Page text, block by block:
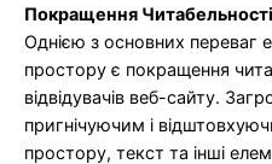
Покращення
Однією з основних переваг
простору є покращення
відвідувачів веб-сайту.
пригнічуючим і
простору, текст та інші